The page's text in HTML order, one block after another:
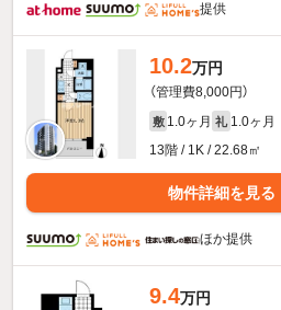
提供
10.2万円
（管理費8,000円）
敷 1.0ヶ月 礼 1.0ヶ月
13階 / 1K / 22.68㎡
物件詳細を見る
ほか提供
9.4万円